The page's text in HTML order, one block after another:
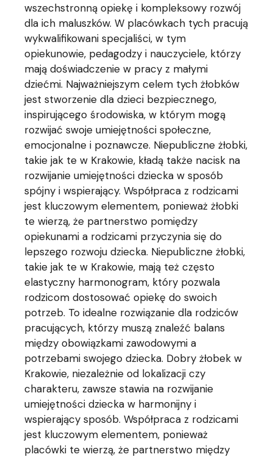
wszechstronną opiekę i kompleksowy rozwój
dla ich maluszków. W placówkach tych pracują
wykwalifikowani specjaliści, w tym
opiekunowie, pedagodzy i nauczyciele, którzy
mają doświadczenie w pracy z małymi
dziećmi. Najważniejszym celem tych żłobków
jest stworzenie dla dzieci bezpiecznego,
inspirującego środowiska, w którym mogą
rozwijać swoje umiejętności społeczne,
emocjonalne i poznawcze. Niepubliczne żłobki,
takie jak te w Krakowie, kładą także nacisk na
rozwijanie umiejętności dziecka w sposób
spójny i wspierający. Współpraca z rodzicami
jest kluczowym elementem, ponieważ żłobki
te wierzą, że partnerstwo pomiędzy
opiekunami a rodzicami przyczynia się do
lepszego rozwoju dziecka. Niepubliczne żłobki,
takie jak te w Krakowie, mają też często
elastyczny harmonogram, który pozwala
rodzicom dostosować opiekę do swoich
potrzeb. To idealne rozwiązanie dla rodziców
pracujących, którzy muszą znaleźć balans
między obowiązkami zawodowymi a
potrzebami swojego dziecka. Dobry żłobek w
Krakowie, niezależnie od lokalizacji czy
charakteru, zawsze stawia na rozwijanie
umiejętności dziecka w harmonijny i
wspierający sposób. Współpraca z rodzicami
jest kluczowym elementem, ponieważ
placówki te wierzą, że partnerstwo między